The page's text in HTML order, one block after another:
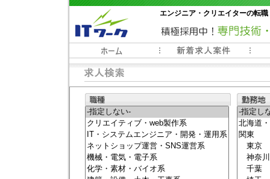
エンジニア・クリエイターの転
常時3000件以上の求人情報掲載中